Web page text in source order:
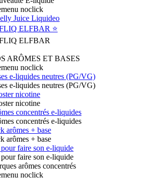
noclick
ELFBAR ⭐️
ELFBAR
ARÔMES ET BASES
noclick
e-liquides neutres (PG/VG)
e-liquides neutres (PG/VG)
nicotine
nicotine
concentrés e-liquides
concentrés e-liquides
arômes + base
arômes + base
faire son e-liquide
faire son e-liquide
arômes concentrés
noclick